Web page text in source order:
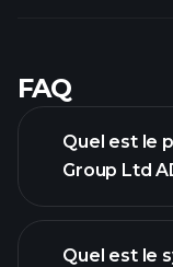
FAQ
Quel est le
Group Ltd
Quel est le